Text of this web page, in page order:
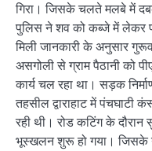
गिरा। जिसके चलते मलबे में
पुलिस ने शव को कब्जे में लेकर
मिली जानकारी के अनुसार
असगोली से ग्राम पैठानी को
कार्य चल रहा था। सड़क
तहसील द्वाराहाट में पंचघाटी
रही थी। रोड कटिंग के
भूस्खलन शुरू हो गया। जिसके